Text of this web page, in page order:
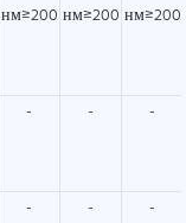
нм≥200 нм≥200 нм≥200
- - -
- - -